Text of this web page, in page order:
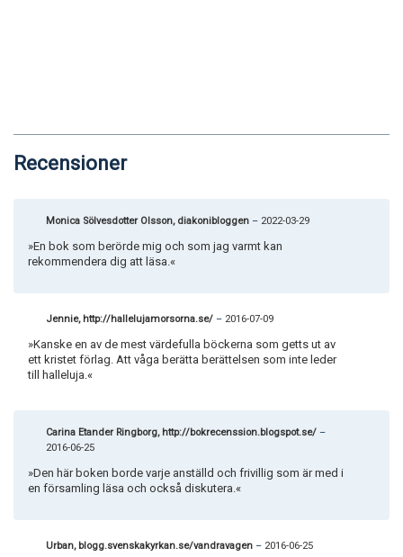
Recensioner
Monica Sölvesdotter Olsson, diakonibloggen – 2022-03-29
»En bok som berörde mig och som jag varmt kan
rekommendera dig att läsa.«
Jennie, http://hallelujamorsorna.se/ – 2016-07-09
»Kanske en av de mest värdefulla böckerna som getts ut av
ett kristet förlag. Att våga berätta berättelsen som inte leder
till halleluja.«
Carina Etander Ringborg, http://bokrecenssion.blogspot.se/ –
2016-06-25
»Den här boken borde varje anställd och frivillig som är med i
en församling läsa och också diskutera.«
Urban, blogg.svenskakyrkan.se/vandravagen – 2016-06-25